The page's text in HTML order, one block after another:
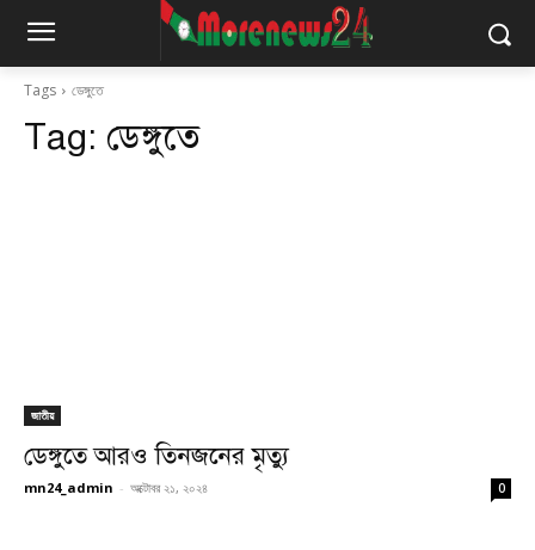
Tags ডেঙ্গুতে
Tag: ডেঙ্গুতে
জাতীয়
ডেঙ্গুতে আরও তিনজনের মৃত্যু
mn24_admin - অক্টোবর ২১, ২০২৪ 0